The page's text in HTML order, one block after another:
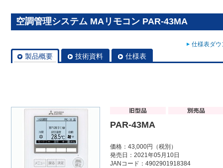
空調管理システム MAリモコン PAR-43MA
仕様表ダ
製品概要 技術資料 仕様表
PAR-43MA
価格：43,000円（税別）
発売日：2021年05月10日
JANコード：4902901918384